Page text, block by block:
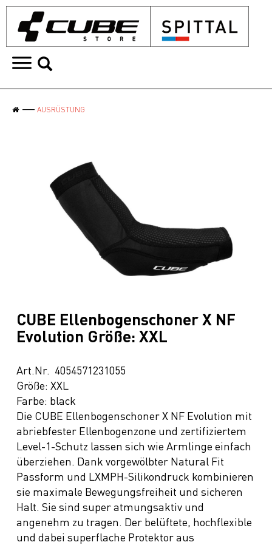
AUSRÜSTUNG
CUBE Ellenbogenschoner X NF
Evolution Größe: XXL
Art.Nr. 4054571231055
Größe: XXL
Farbe: black
Die CUBE Ellenbogenschoner X NF Evolution mit
abriebfester Ellenbogenzone und zertifiziertem
Level-1-Schutz lassen sich wie Armlinge einfach
überziehen. Dank vorgewölbter Natural Fit
Passform und LXMPH-Silikondruck kombinieren
sie maximale Bewegungsfreiheit und sicheren
Halt. Sie sind super atmungsaktiv und
angenehm zu tragen. Der belüftete, hochflexible
und dabei superflache Protektor aus